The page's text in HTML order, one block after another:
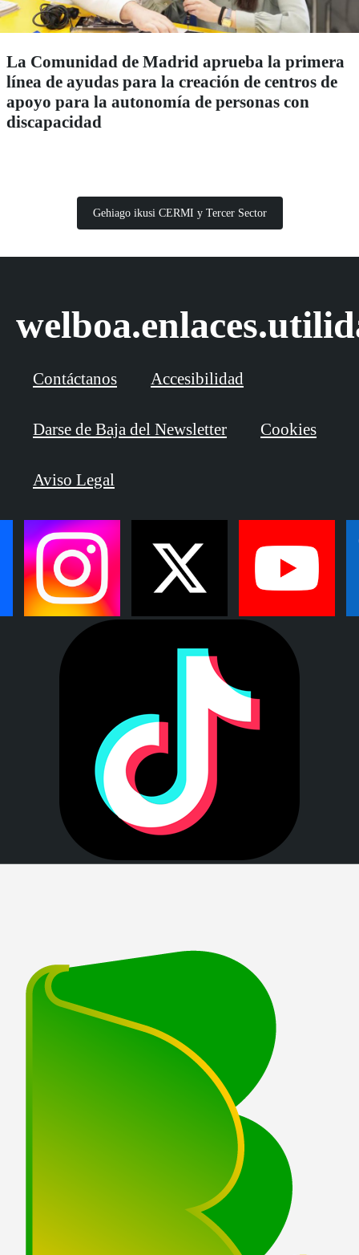
La Comunidad de Madrid aprueba la primera
línea de ayudas para la creación de centros de
apoyo para la autonomía de personas con
discapacidad
Gehiago ikusi CERMI y Tercer Sector
Contáctanos Accesibilidad
Darse de Baja del Newsletter Cookies
Aviso Legal